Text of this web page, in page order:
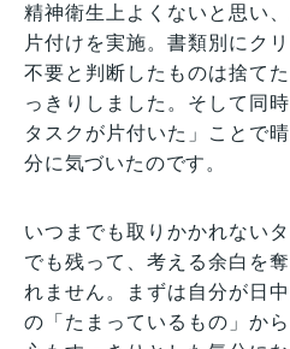
精神衛生上よくないと思い
片付けを実施。書類別にク
不要と判断したものは捨て
っきりしました。そして同
タスクが片付いた」ことで
分に気づいたのです。
いつまでも取りかかれない
でも残って、考える余白を
れません。まずは自分が日
の「たまっているもの」か